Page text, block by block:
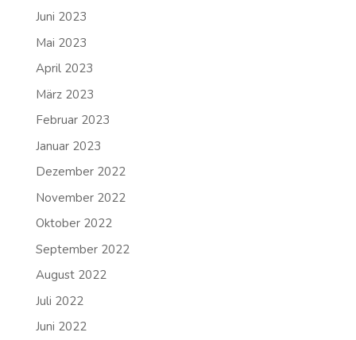
Juni 2023
Mai 2023
April 2023
März 2023
Februar 2023
Januar 2023
Dezember 2022
November 2022
Oktober 2022
September 2022
August 2022
Juli 2022
Juni 2022